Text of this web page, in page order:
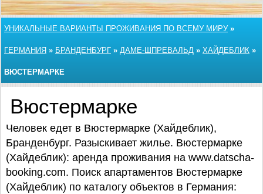
УНИКАЛЬНЫЕ ВАРИАНТЫ ПРОЖИВАНИЯ ПО ВСЕМУ МИРУ»
ГЕРМАНИЯ » БРАНДЕНБУРГ » ДАМЕ-ШПРЕВАЛЬД » ХАЙДЕБЛИК »
ВЮСТЕРМАРКЕ
Вюстермарке
Человек едет в Вюстермарке (Хайдеблик),
Бранденбург. Разыскивает жилье. Вюстермарке
(Хайдеблик): аренда проживания на www.datscha-
booking.com. Поиск апартаментов Вюстермарке
(Хайдеблик) по каталогу объектов в Германия: